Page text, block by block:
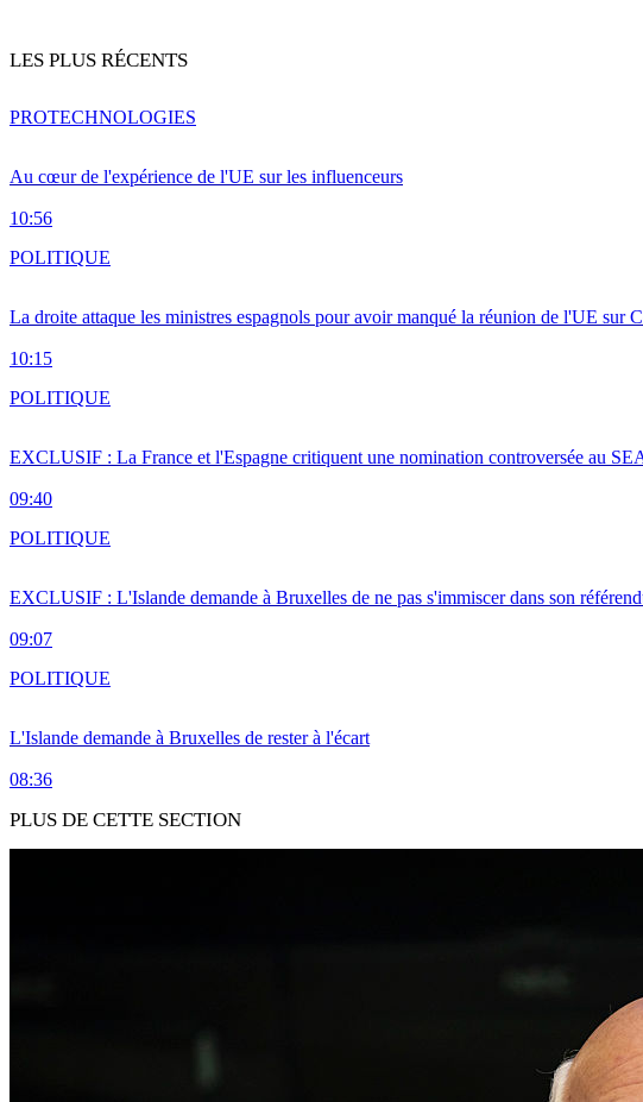
LES PLUS RÉCENTS
Au cœur de l'expérience de l'UE sur les influenceurs
10:56
PROTECHNOLOGIES
La droite attaque les ministres espagnols pour avoir manqué la réunion de l'UE sur
10:15
POLITIQUE
EXCLUSIF : La France et l'Espagne critiquent une nomination controversée au
09:40
POLITIQUE
EXCLUSIF : L'Islande demande à Bruxelles de ne pas s'immiscer dans son
09:07
POLITIQUE
L'Islande demande à Bruxelles de rester à l'écart
08:36
POLITIQUE
PLUS DE CETTE SECTION